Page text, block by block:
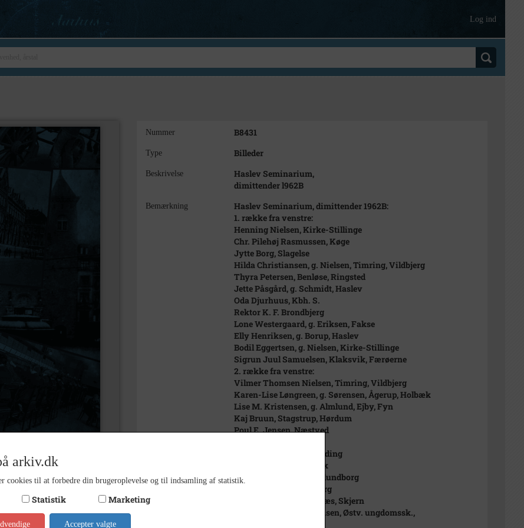
Log ind
Nummer B8431
Type Billeder
Beskrivelse
Haslev Seminarium,
dimittender l962B
Bemærkning
Haslev Seminarium, dimittender 1962B:
1. række fra venstre:
Henning Nielsen, Kirke-Stillinge
Chr. Pilehøj Rasmussen, Køge
Jytte Borg, Slagelse
Hilda Christiansen, g. Nielsen, Timring, Vildbjerg
Thyra Petersen, Benløse, Ringsted
Jette Påsgård, g. Schmidt, Haslev
Oda Djurhuus, Kbh. S.
Rektor K. F. Brondbjerg
Lone Westergaard, g. Eriksen, Fakse
Elly Henriksen, g. Borup, Haslev
Bodil Eggertsen, g. Nielsen, Kirke-Stillinge
Sigrun Juul Samuelsen, Klaksvik, Færøerne
2. række fra venstre:
Vilmer Thomsen Nielsen, Timring, Vildbjerg
Karen-Lise Løngreen, g. Sørensen, Ågerup, Holbæk
Lise M. Kristensen, g. Almlund, Ejby, Fyn
Kaj Bruun, Stagstrup, Hørdum
Poul E. Jensen, Næstved
Johs. Pedersen, Sdr. Felding
Kurt Eriksen, Fensmark
Anders Rasmussen, Kalundborg
Peter Sejrsbøl, Fuglebjerg
Bent Andersen, Lundenæs, Skjern
Aksel Najbjerg Christensen, Østv. ungdomssk.,
arkiv.dk
cookies til at forbedre din brugeroplevelse og til indsamling af statistik.
Statistik Marketing
Accepter valgte